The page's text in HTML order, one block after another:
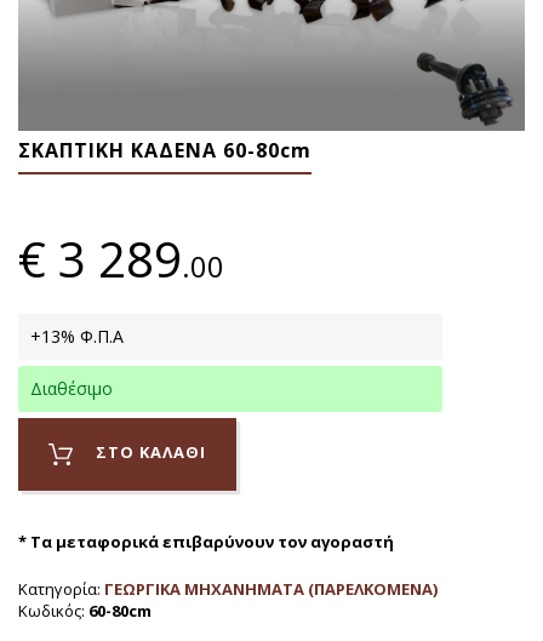
ΣΚΑΠΤΙΚΗ ΚΑΔΕΝΑ 60-80cm
€ 3 289.00
+13% Φ.Π.Α
Διαθέσιμο
ΣΤΟ ΚΑΛΑΘΙ
* Τα μεταφορικά επιβαρύνουν τον αγοραστή
Κατηγορία: ΓΕΩΡΓΙΚΑ ΜΗΧΑΝΗΜΑΤΑ (ΠΑΡΕΛΚΟΜΕΝΑ)
Κωδικός: 60-80cm